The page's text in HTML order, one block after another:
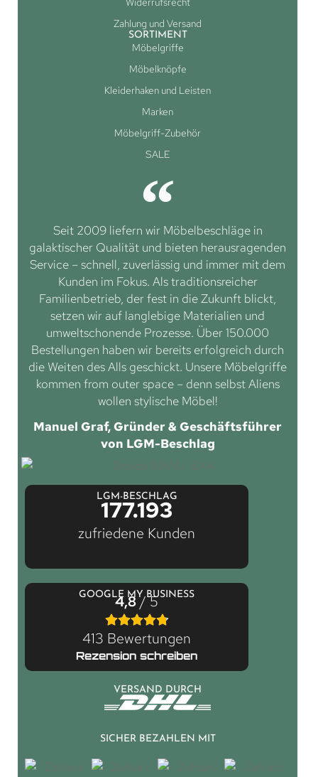
Zahlung und Versand
SORTIMENT
Möbelgriffe
Möbelknöpfe
Kleiderhaken und Leisten
Marken
Möbelgriff-Zubehör
SALE
Seit 2009 liefern wir Möbelbeschläge in
galaktischer Qualität und bieten herausragenden
Service – schnell, zuverlässig und immer mit dem
Kunden im Fokus. Als traditionsreicher
Familienbetrieb, der fest in die Zukunft blickt,
setzen wir auf langlebige Materialien und
umweltschonende Prozesse. Über 150.000
Bestellungen haben wir bereits erfolgreich durch
die Weiten des Alls geschickt. Unsere Möbelgriffe
kommen from outer space – denn selbst Aliens
wollen stylische Möbel!
Manuel Graf, Gründer & Geschäftsführer
von LGM-Beschlag
LGM-BESCHLAG
177.193
zufriedene Kunden
GOOGLE MY BUSINESS
4,8/ 5
413 Bewertungen
Rezension schreiben
VERSAND DURCH
SICHER BEZAHLEN MIT